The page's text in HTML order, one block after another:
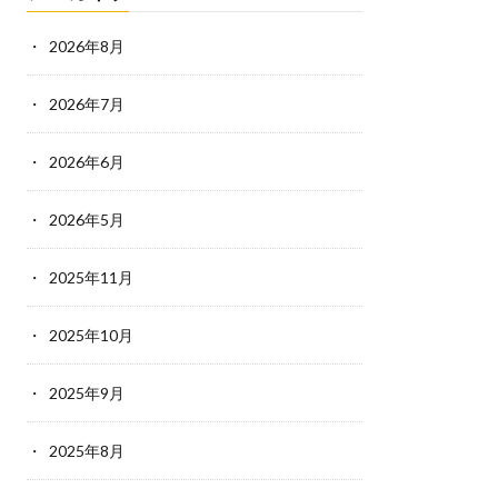
2026年8月
2026年7月
2026年6月
2026年5月
2025年11月
2025年10月
2025年9月
2025年8月